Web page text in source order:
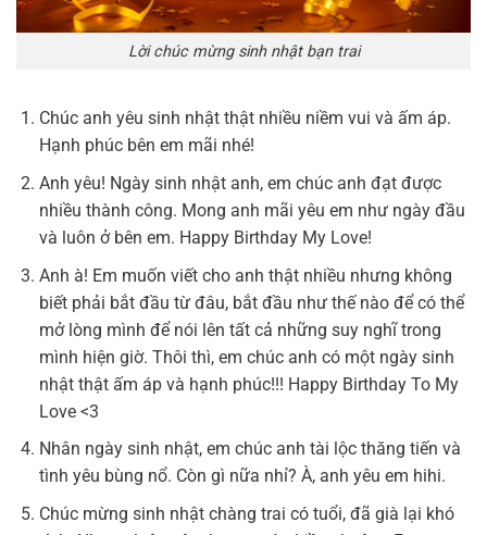
Lời chúc mừng sinh nhật bạn trai
Chúc anh yêu sinh nhật thật nhiều niềm vui và ấm áp.
Hạnh phúc bên em mãi nhé!
Anh yêu! Ngày sinh nhật anh, em chúc anh đạt được
nhiều thành công. Mong anh mãi yêu em như ngày đầu
và luôn ở bên em. Happy Birthday My Love!
Anh à! Em muốn viết cho anh thật nhiều nhưng không
biết phải bắt đầu từ đâu, bắt đầu như thế nào để có thể
mở lòng mình để nói lên tất cả những suy nghĩ trong
mình hiện giờ. Thôi thì, em chúc anh có một ngày sinh
nhật thật ấm áp và hạnh phúc!!! Happy Birthday To My
Love <3
Nhân ngày sinh nhật, em chúc anh tài lộc thăng tiến và
tình yêu bùng nổ. Còn gì nữa nhỉ? À, anh yêu em hihi.
Chúc mừng sinh nhật chàng trai có tuổi, đã già lại khó